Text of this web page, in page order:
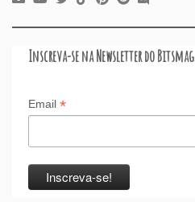
Inscreva-se na Newsletter do Bitsmag
Email *